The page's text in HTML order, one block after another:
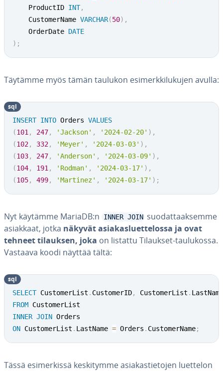
	ProductID
INT,
	CustomerName
VARCHAR(50) ,
	OrderDate
DATE
) ;
Täytämme myös tämän taulukon esi­merk­ki­lu­ku­jen avulla:
INSERT INTO Orders VALUES
(101 , 247, 'Jackson' , '2024-02-20' ) ,
(102, 332, 'Meyer' , '2024-03-03' ) ,
(103, 247, 'Anderson' , '2024-03-09' ) ,
(104, 191 , 'Rodman' , '2024-03-17' ) ,
(105, 499, 'Martinez' , '2024-03-17' ) ;
sql
Nyt käytämme MariaDB:n INNER JOIN suo­dat­taak­sem­me
asiakkaat, jotka näkyvät asia­kas­luet­te­los­sa ja ovat
tehneet tilauksen, joka on listattu Tilaukset-tau­lu­kos­sa.
Vastaava koodi näyttää tältä:
SELECT CustomerList . CustomerID, CustomerList . LastName
FROM
INNER JOIN
ON CustomerList . LastName = Orders . CustomerName;
sql
Tässä esi­mer­kis­sä kes­ki­tym­me asia­kas­tie­to­jen luettelon